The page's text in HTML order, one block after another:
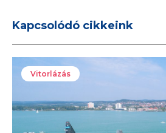
Kapcsolódó cikkeink
Vitorlázás